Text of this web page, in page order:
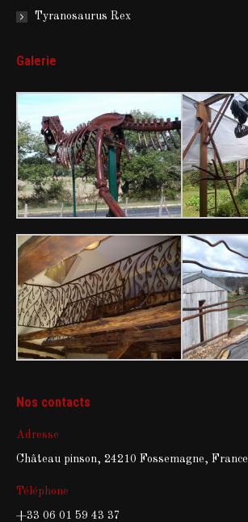
Tyranosaurus Rex
Galerie
Nos contacts
Adresse
Château pinson, 24210 Fossemagne, France
Téléphone
+33 06 01 59 43 37